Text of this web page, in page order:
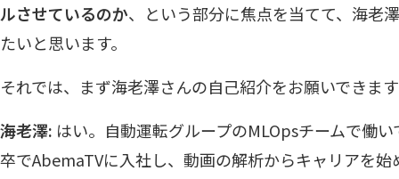
ルさせているのか、という部分に焦点を当てて、海老
たいと思います。
それでは、まず海老澤さんの自己紹介をお願いできま
海老澤: はい。自動運転グループのMLOpsチームで働
卒でAbemaTVに入社し、動画の解析からキャリアを